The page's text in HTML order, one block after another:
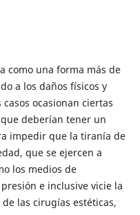
como una forma más de
a los daños físicos y
ocasionan ciertas
deberían tener un
impedir que la tiranía de
que se ejercen a
los medios de
e inclusive vicie la
las cirugías estéticas,